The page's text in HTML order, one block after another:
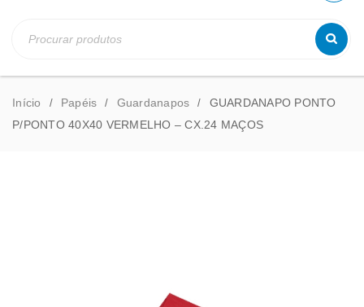
Início / Papéis / Guardanapos /
GUARDANAPO PONTO
P/PONTO 40X40 VERMELHO – CX.24 MAÇOS